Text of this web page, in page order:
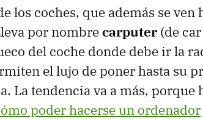
los coches, que además se ven
por nombrecarputer (de
del coche donde debe ir la
el lujo de poner hasta su
La tendencia va a más,
poder hacerse un ordenador